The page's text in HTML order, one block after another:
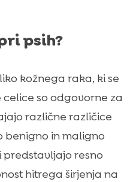
psih?
kožnega raka, ki se
so odgovorne za
različne različice
benigno in maligno
resno
hitrega širjenja na